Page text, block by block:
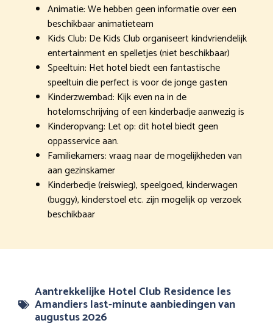
Animatie: We hebben geen informatie over een
beschikbaar animatieteam
Kids Club: De Kids Club organiseert kindvriendelijk
entertainment en spelletjes (niet beschikbaar)
Speeltuin: Het hotel biedt een fantastische
speeltuin die perfect is voor de jonge gasten
Kinderzwembad: Kijk even na in de
hotelomschrijving of een kinderbadje aanwezig is
Kinderopvang: Let op: dit hotel biedt geen
oppasservice aan.
Familiekamers: vraag naar de mogelijkheden van
aan gezinskamer
Kinderbedje (reiswieg), speelgoed, kinderwagen
(buggy), kinderstoel etc. zijn mogelijk op verzoek
beschikbaar
Aantrekkelijke Hotel Club Residence les
Amandiers last-minute aanbiedingen van
augustus 2026